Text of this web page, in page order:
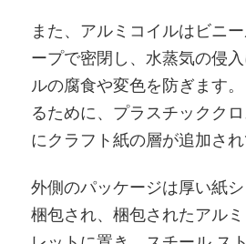
また、アルミコイルはビニ
ープで密閉し、水蒸気の侵
ルの腐食や変色を防ぎます
るために、プラスチックク
にクラフト紙の層が追加され
外側のパッケージは厚い紙
梱包され、梱包されたアル